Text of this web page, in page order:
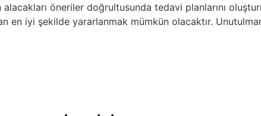
öneriler doğrultusunda tedavi planlarını
en iyi şekilde yararlanmak mümkün olacaktır.